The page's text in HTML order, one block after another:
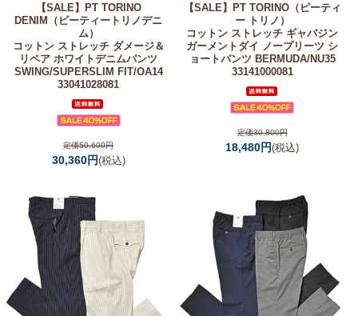
【SALE】
PT TORINO
DENIM（ピーティートリノデニ
ム）
コットン ストレッチ ダメージ＆
リペア ホワイトデニムパンツ
SWING/SUPERSLIM FIT/OA14
33041028081
定価50,600円
30,360円(税込)
【SALE】
PT TORINO（ピーティ
ー トリノ）
コットン ストレッチ ギャバジン
ガーメントダイ ノープリーツ シ
ョートパンツ BERMUDA/NU35
33141000081
定価30,800円
18,480円(税込)